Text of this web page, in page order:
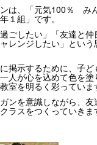
は、「元気100％ み
１組」です。
ごしたい」「友達と
レンジしたい」とい
掲示するために、子
人が心を込めて色を塗
室を明るく彩っていま
ンを意識しながら、
ラスをつくっていきま